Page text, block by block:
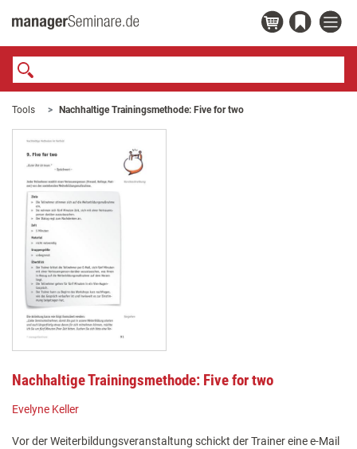
Tools Nachhaltige Trainingsmethode: Five for two
Nachhaltige Trainingsmethode: Five for two
Evelyne Keller
Vor der Weiterbildungsveranstaltung schickt der Trainer eine e-Mail